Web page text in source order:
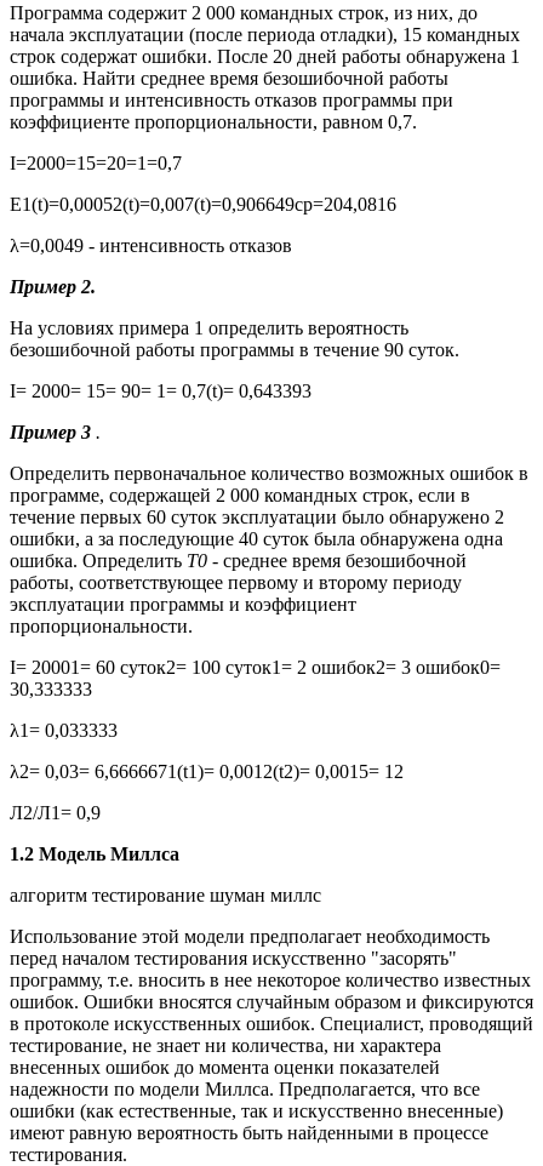
Программа содержит 2 000 командных строк, из них, до
начала эксплуатации (после периода отладки), 15 командных
строк содержат ошибки. После 20 дней работы обнаружена 1
ошибка. Найти среднее время безошибочной работы
программы и интенсивность отказов программы при
коэффициенте пропорциональности, равном 0,7.
I=2000=15=20=1=0,7
E1(t)=0,00052(t)=0,007(t)=0,906649ср=204,0816
λ=0,0049 - интенсивность отказов
Пример 2.
На условиях примера 1 определить вероятность
безошибочной работы программы в течение 90 суток.
I= 2000= 15= 90= 1= 0,7(t)= 0,643393
Пример 3 .
Определить первоначальное количество возможных ошибок в
программе, содержащей 2 000 командных строк, если в
течение первых 60 суток эксплуатации было обнаружено 2
ошибки, а за последующие 40 суток была обнаружена одна
ошибка. Определить T0 - среднее время безошибочной
работы, соответствующее первому и второму периоду
эксплуатации программы и коэффициент
пропорциональности.
I= 20001= 60 суток2= 100 суток1= 2 ошибок2= 3 ошибок0=
30,333333
λ1= 0,033333
λ2= 0,03= 6,6666671(t1)= 0,001 2(t2)= 0,0015= 12
Л2/Л1= 0,9
1.2 Модель Миллса
алгоритм тестирование шуман миллс
Использование этой модели предполагает необходимость
перед началом тестирования искусственно "засорять"
программу, т.е. вносить в нее некоторое количество известных
ошибок. Ошибки вносятся случайным образом и фиксируются
в протоколе искусственных ошибок. Специалист, проводящий
тестирование, не знает ни количества, ни характера
внесенных ошибок до момента оценки показателей
надежности по модели Миллса. Предполагается, что все
ошибки (как естественные, так и искусственно внесенные)
имеют равную вероятность быть найденными в процессе
тестирования.